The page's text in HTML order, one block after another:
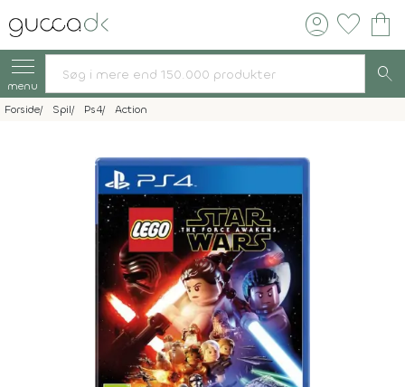
account_circle favorite shopping_bag
menu search
Forside Spil Ps4 Action